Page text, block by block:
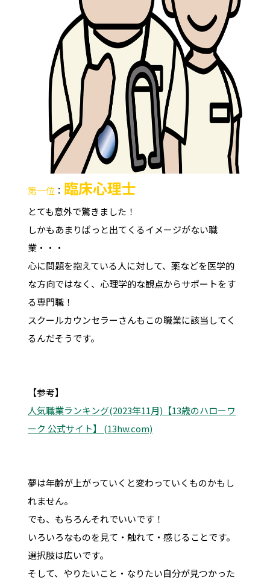
第一位： 臨床心理士
とても意外で驚きました！
しかもあまりぱっと出てくるイメージがない職
業・・・
心に問題を抱えている人に対して、薬などを医学的
な方向ではなく、心理学的な観点からサポートをす
る専門職！
スクールカウンセラーさんもこの職業に該当してく
るんだそうです。
【参考】
人気職業ランキング(2023年11月)【13歳のハローワ
ーク 公式サイト】 (13hw.com)
夢は年齢が上がっていくと変わっていくものかもし
れません。
でも、もちろんそれでいいです！
いろいろなものを見て・触れて・感じることです。
選択肢は広いです。
そして、やりたいこと・なりたい自分が見つかった